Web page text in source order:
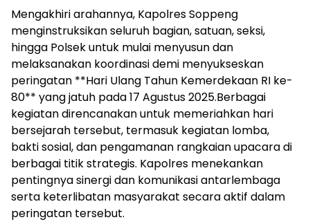
Mengakhiri arahannya, Kapolres Soppeng
menginstruksikan seluruh bagian, satuan, seksi,
hingga Polsek untuk mulai menyusun dan
melaksanakan koordinasi demi menyukseskan
peringatan **Hari Ulang Tahun Kemerdekaan RI ke-
80** yang jatuh pada 17 Agustus 2025.Berbagai
kegiatan direncanakan untuk memeriahkan hari
bersejarah tersebut, termasuk kegiatan lomba,
bakti sosial, dan pengamanan rangkaian upacara di
berbagai titik strategis. Kapolres menekankan
pentingnya sinergi dan komunikasi antarlembaga
serta keterlibatan masyarakat secara aktif dalam
peringatan tersebut.